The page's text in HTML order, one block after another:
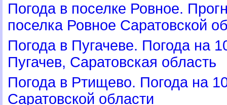
Погода в поселке Ровное.
поселка Ровное Саратовской
Погода в Пугачеве. Погода на
Пугачев, Саратовская область
Погода в Ртищево. Погода на
Саратовской области